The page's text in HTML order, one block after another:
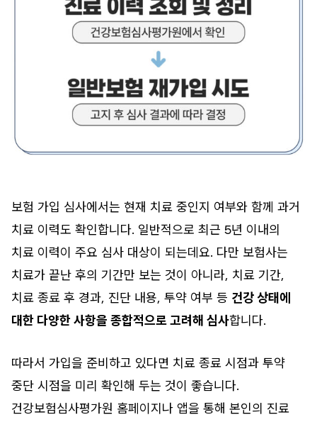
보험 가입 심사에서는 현재 치료 중인지 여부와 함께 과거
치료 이력도 확인합니다. 일반적으로 최근 5년 이내의
치료 이력이 주요 심사 대상이 되는데요. 다만 보험사는
치료가 끝난 후의 기간만 보는 것이 아니라, 치료 기간,
치료 종료 후 경과, 진단 내용, 투약 여부 등 건강 상태에
대한 다양한 사항을 종합적으로 고려해 심사합니다.
따라서 가입을 준비하고 있다면 치료 종료 시점과 투약
중단 시점을 미리 확인해 두는 것이 좋습니다.
건강보험심사평가원 홈페이지나 앱을 통해 본인의 진료